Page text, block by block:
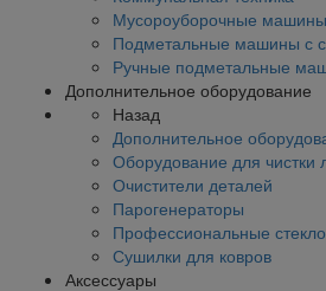
Мусороуборочные машины
Подметальные машины с
Ручные подметальные
Дополнительное оборудование
Назад
Дополнительное
Оборудование для чистки
Очистители деталей
Парогенераторы
Профессиональные
Сушилки для ковров
Аксессуары